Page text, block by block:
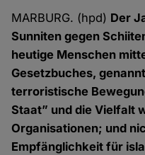
MARBURG. (hpd) Der
Sunniten gegen
heutige Menschen
Gesetzbuches,
terroristische
Staat” und die Vielfalt
Organisationen; und
Empfänglichkeit für